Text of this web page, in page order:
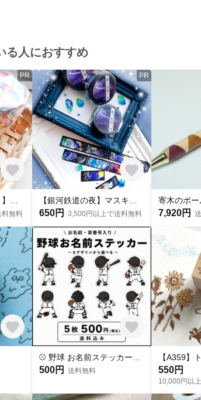
る人におすすめ
PR
料無料
PR
650円 3,500円以上で送料無料 7,920円
500円 送料無料
【A359】
550円
10,000円以